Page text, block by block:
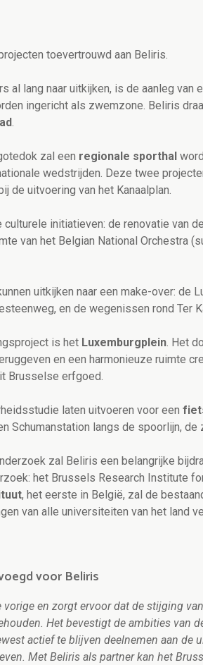
toevertrouwd aan Beliris.
al lang naar uitkijken, is de aanleg van
ingericht als zwemzone. Beliris
.
zal een regionale sporthal
wedstrijden. Deze twee
de uitvoering van het Kanaalplan.
initiatieven: de renovatie van
van het Belgian National Orchestra
uitkijken naar een make-over: de
en de wegenissen rond Ter
is het Luxemburgplein. Het
en een harmonieuze ruimte
Brusselse erfgoed.
laten uitvoeren voor een
Schumanstation langs de spoorlijn, de
zal Beliris een belangrijke
het Brussels Research Institute
, het eerste in België, zal de
van alle universiteiten van het land
voor Beliris
en zorgt ervoor dat de stijging
Het bevestigt de ambities van
actief te blijven deelnemen aan de
Met Beliris als partner kan het